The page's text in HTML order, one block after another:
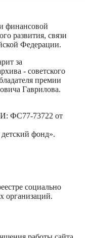
финансовой
развития, связи
Федерации.
за
- советского
премии
Гаврилова.
ФС77-73722 от
фонд».
социально
организаций.